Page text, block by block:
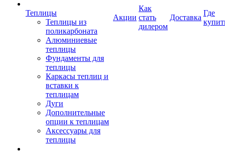
Теплицы
Теплицы из
поликарбоната
Алюминиевые
теплицы
Фундаменты для
теплицы
Каркасы теплиц и
вставки к
теплицам
Дуги
Дополнительные
опции к теплицам
Аксессуары для
теплицы
Акции
Как
стать
дилером
Доставка
Где